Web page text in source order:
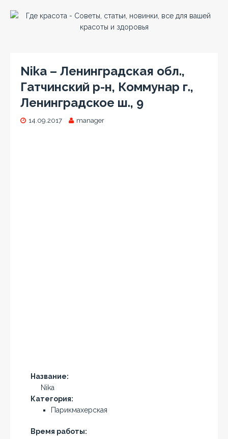
Nika – Ленинградская обл.,
Гатчинский р-н, Коммунар г.,
Ленинградское ш., 9
14.09.2017 manager
Название:
Nika
Категория:
Парикмахерская
Время работы: